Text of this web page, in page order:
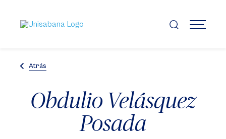
contenido
principal
MENÚ
Atrás
Obdulio Velásquez
Posada